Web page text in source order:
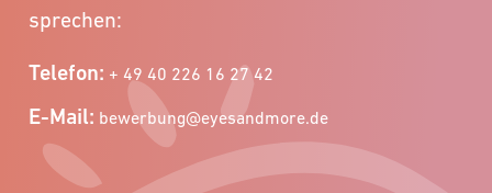
sprechen:
Telefon: + 49 40 226 16 27 42
E-Mail: bewerbung@eyesandmore.de